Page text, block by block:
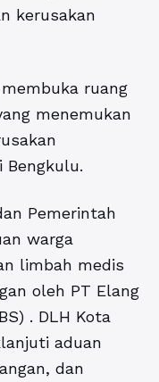
kerusakan
ruang
menemukan
Bengkulu.
Pemerintah
warga
limbah medis
oleh PT Elang
. DLH Kota
aduan
dan